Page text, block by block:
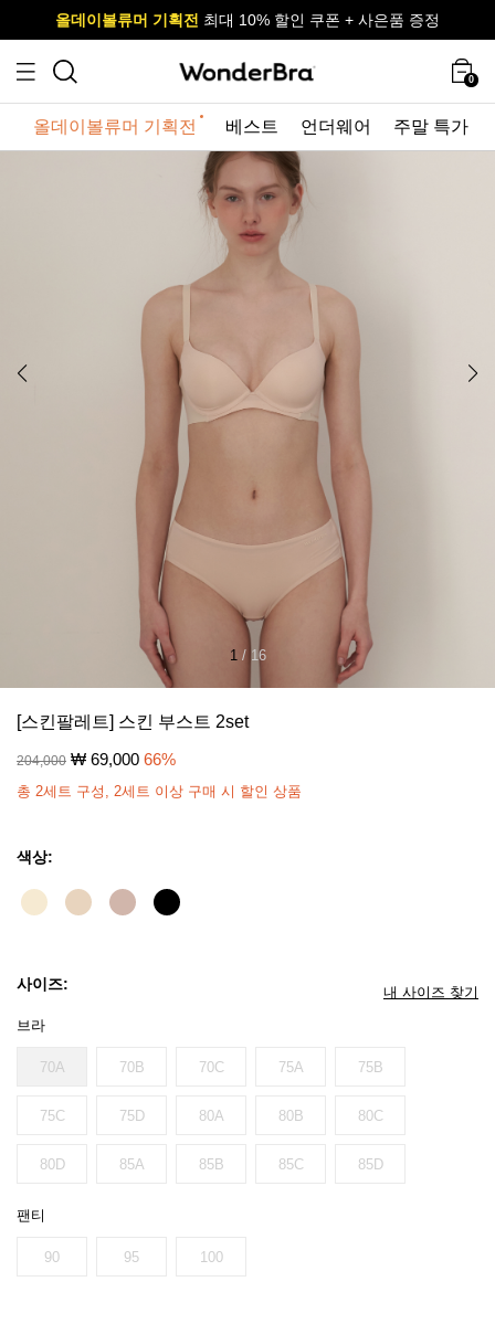
사이즈 무료 교환 서비스
올데이볼류머 기획전 최대 10% 할인 쿠폰 + 사은품 증정
사이즈 무료 교환 서비스
올데이볼류머 기획전
0
올데이볼류머 기획전 베스트 언더웨어 주말 특가
1/ 16
[스킨팔레트] 스킨 부스트 2set
204,000 ₩ 69,000 66%
총 2세트 구성, 2세트 이상 구매 시 할인 상품
색상:
사이즈: 내 사이즈 찾기
브라
70A 70B 70C 75A 75B
75C 75D 80A 80B 80C
80D 85A 85B 85C 85D
팬티
90 95 100